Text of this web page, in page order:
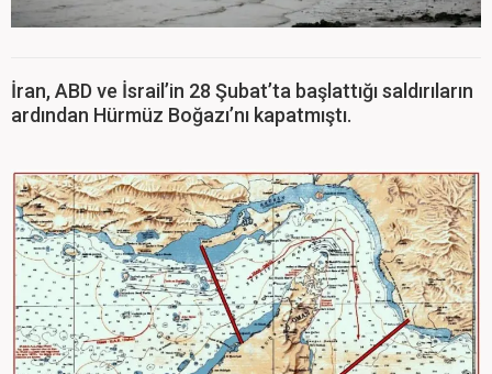
İran, ABD ve İsrail’in 28 Şubat’ta başlattığı saldırıların
ardından Hürmüz Boğazı’nı kapatmıştı.